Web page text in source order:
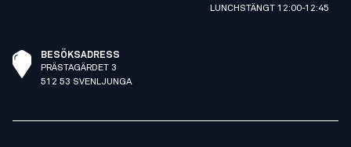
LUNCHSTÄNGT 12:00-12:45
BESÖKSADRESS
PRÄSTAGÄRDET 3
512 53 SVENLJUNGA